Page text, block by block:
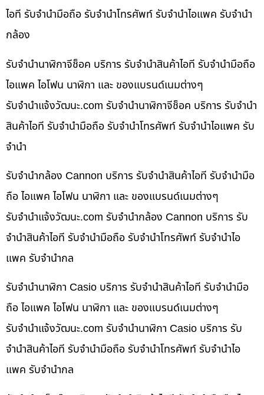
ไอที รับจำนำมือถือ รับจำนำโทรศัพท์ รับจำนำไอแพค รับจำนำ
กล้อง
รับจำนำนาฬิกาจีช็อค บริการ รับจำนำสินค้าไอที รับจำนำมือถือ
ไอแพค ไอโฟน นาฬิกา และ ของแบรนด์เนมต่างๆ
รับจํานําแจ้งวัฒนะ.com รับจำนำนาฬิกาจีช็อค บริการ รับจำนำ
สินค้าไอที รับจำนำมือถือ รับจำนำโทรศัพท์ รับจำนำไอแพค รับ
จำนำ
รับจำนำกล้อง Cannon บริการ รับจำนำสินค้าไอที รับจำนำมือ
ถือ ไอแพค ไอโฟน นาฬิกา และ ของแบรนด์เนมต่างๆ
รับจํานําแจ้งวัฒนะ.com รับจำนำกล้อง Cannon บริการ รับ
จำนำสินค้าไอที รับจำนำมือถือ รับจำนำโทรศัพท์ รับจำนำไอ
แพค รับจำนำกล
รับจำนำนาฬิกา Casio บริการ รับจำนำสินค้าไอที รับจำนำมือ
ถือ ไอแพค ไอโฟน นาฬิกา และ ของแบรนด์เนมต่างๆ
รับจํานําแจ้งวัฒนะ.com รับจำนำนาฬิกา Casio บริการ รับ
จำนำสินค้าไอที รับจำนำมือถือ รับจำนำโทรศัพท์ รับจำนำไอ
แพค รับจำนำกล